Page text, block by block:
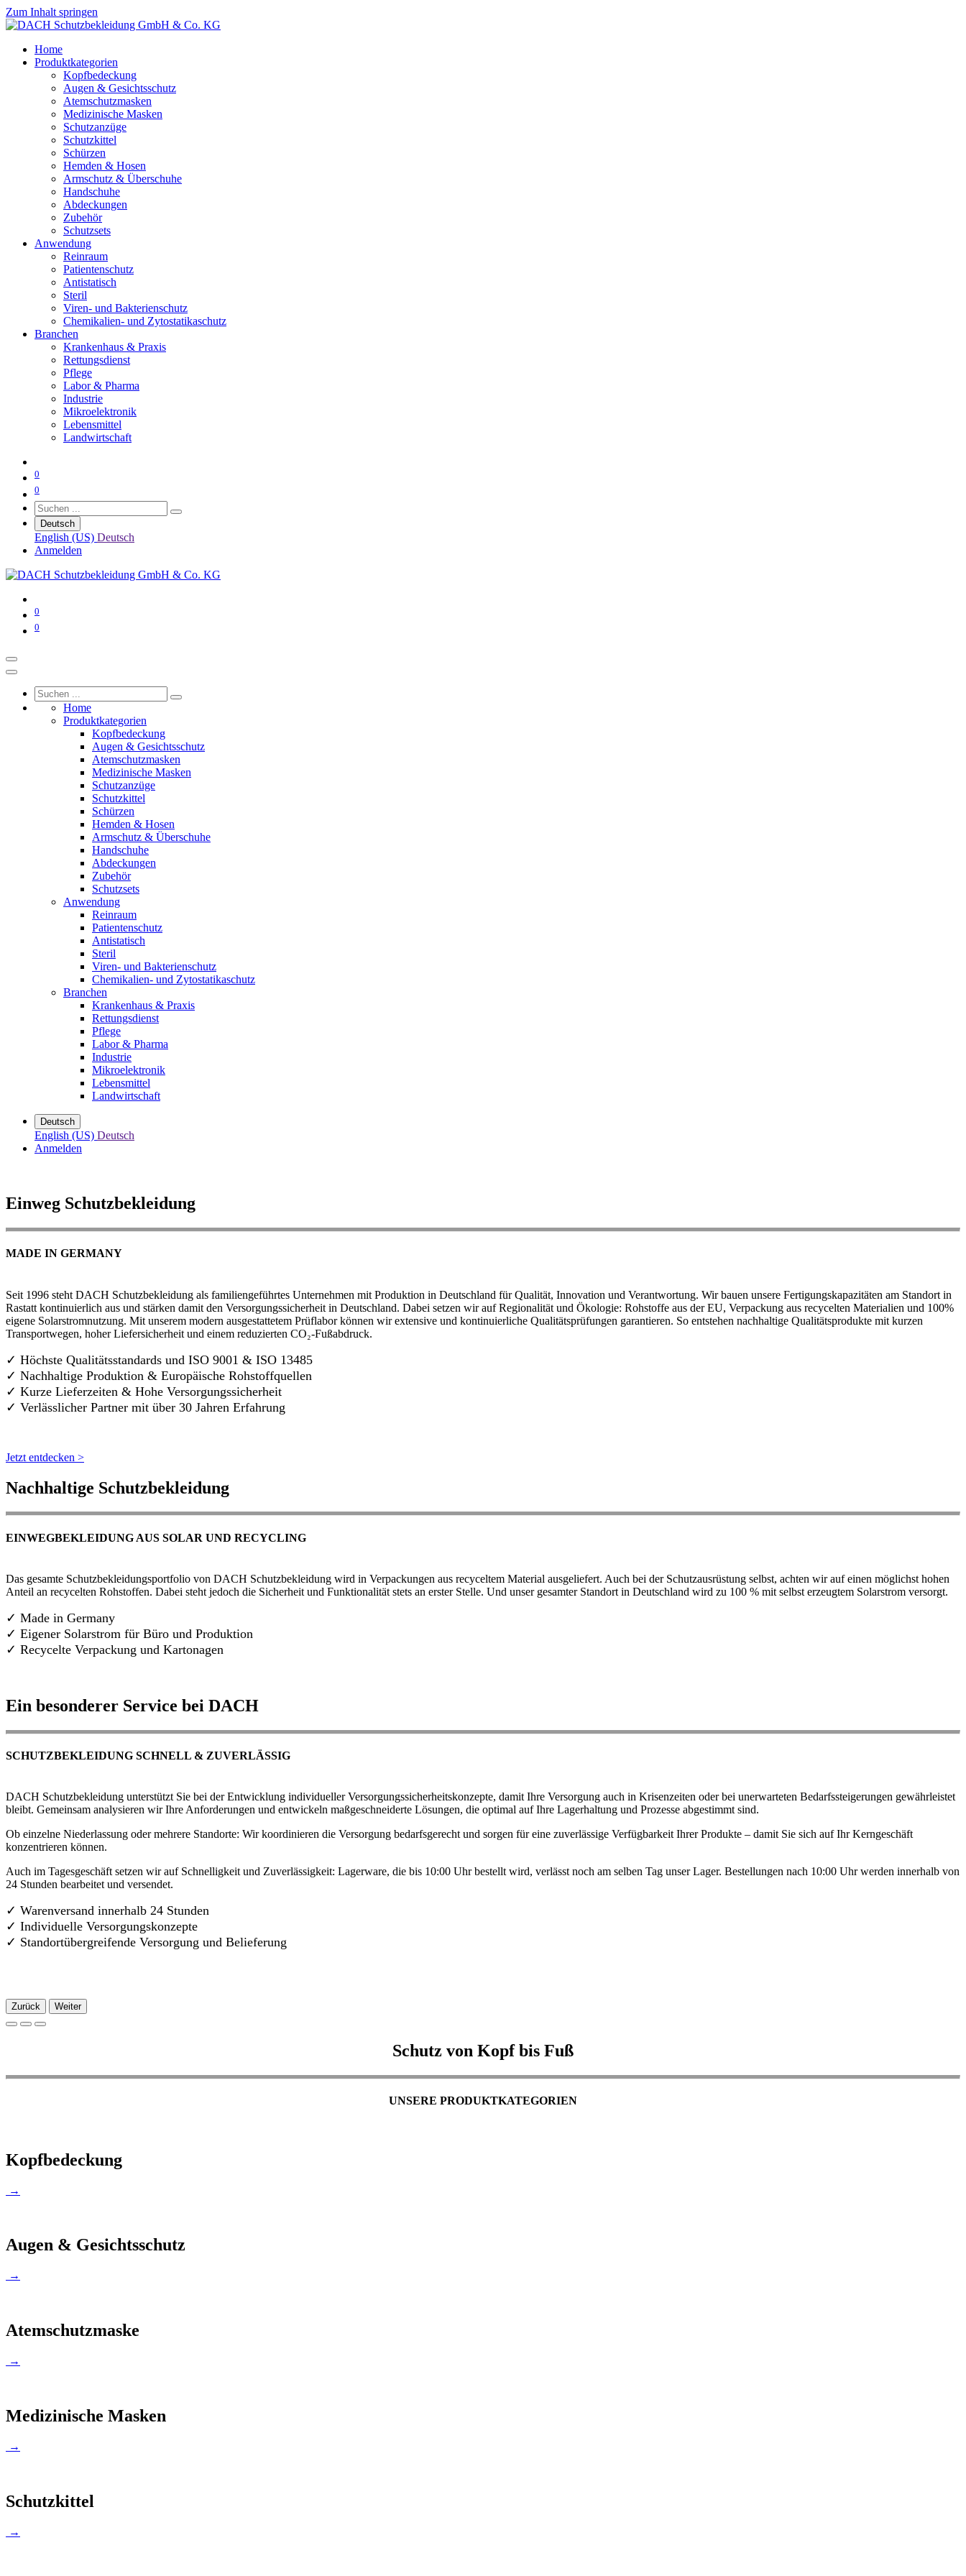
Zum Inhalt springen
Home
Produktkategorien
Kopfbedeckung
Augen & Gesichtsschutz
Atemschutzmasken
Medizinische Masken
Schutzanzüge
Schutzkittel
Schürzen
Hemden & Hosen
Armschutz & Überschuhe
Handschuhe
Abdeckungen
Zubehör
Schutzsets
Anwendung
Reinraum
Patientenschutz
Antistatisch
Steril
Viren- und Bakterienschutz
Chemikalien- und Zytostatikaschutz
Branchen
Krankenhaus & Praxis
Rettungsdienst
Pflege
Labor & Pharma
Industrie
Mikroelektronik
Lebensmittel
Landwirtschaft
0
0
Deutsch
English (US) Deutsch
Anmelden
0
0
Home
Produktkategorien
Kopfbedeckung
Augen & Gesichtsschutz
Atemschutzmasken
Medizinische Masken
Schutzanzüge
Schutzkittel
Schürzen
Hemden & Hosen
Armschutz & Überschuhe
Handschuhe
Abdeckungen
Zubehör
Schutzsets
Anwendung
Reinraum
Patientenschutz
Antistatisch
Steril
Viren- und Bakterienschutz
Chemikalien- und Zytostatikaschutz
Branchen
Krankenhaus & Praxis
Rettungsdienst
Pflege
Labor & Pharma
Industrie
Mikroelektronik
Lebensmittel
Landwirtschaft
Deutsch
English (US) Deutsch
Anmelden
Einweg Schutzbekleidung
MADE IN GERMANY
Seit 1996 steht DACH Schutzbekleidung als familiengeführtes Unternehmen mit Produktion in Deutschland für Qualität, Innovation und Verantwortung. Wir bauen unsere Fertigungskapazitäten am Standort in
Rastatt kontinuierlich aus und stärken damit den Versorgungssicherheit in Deutschland. Dabei setzen wir auf Regionalität und Ökologie: Rohstoffe aus der EU, Verpackung aus recycelten Materialien und 100%
eigene Solarstromnutzung. Mit unserem modern ausgestattetem Prüflabor können wir extensive und kontinuierliche Qualitätsprüfungen garantieren. So entstehen nachhaltige Qualitätsprodukte mit kurzen
Transportwegen, hoher Liefersicherheit und einem reduzierten CO₂-Fußabdruck.
✓ Höchste Qualitätsstandards und ISO 9001 & ISO 13485
✓ Nachhaltige Produktion & Europäische Rohstoffquellen
✓ Kurze Lieferzeiten & Hohe Versorgungssicherheit
✓ Verlässlicher Partner mit über 30 Jahren Erfahrung
Jetzt entdecken >
Nachhaltige Schutzbekleidung
EINWEGBEKLEIDUNG AUS SOLAR UND RECYCLING
Das gesamte Schutzbekleidungsportfolio von DACH Schutzbekleidung wird in Verpackungen aus recyceltem Material ausgeliefert. Auch bei der Schutzausrüstung selbst, achten wir auf einen möglichst hohen
Anteil an recycelten Rohstoffen. Dabei steht jedoch die Sicherheit und Funktionalität stets an erster Stelle. Und unser gesamter Standort in Deutschland wird zu 100 % mit selbst erzeugtem Solarstrom versorgt.
✓ Made in Germany
✓ Eigener Solarstrom für Büro und Produktion
✓ Recycelte Verpackung und Kartonagen
Ein besonderer Service bei DACH
SCHUTZBEKLEIDUNG SCHNELL & ZUVERLÄSSIG
DACH Schutzbekleidung unterstützt Sie bei der Entwicklung individueller Versorgungssicherheitskonzepte, damit Ihre Versorgung auch in Krisenzeiten oder bei unerwarteten Bedarfssteigerungen gewährleistet
bleibt. Gemeinsam analysieren wir Ihre Anforderungen und entwickeln maßgeschneiderte Lösungen, die optimal auf Ihre Lagerhaltung und Prozesse abgestimmt sind.
Ob einzelne Niederlassung oder mehrere Standorte: Wir koordinieren die Versorgung bedarfsgerecht und sorgen für eine zuverlässige Verfügbarkeit Ihrer Produkte – damit Sie sich auf Ihr Kerngeschäft
konzentrieren können.
Auch im Tagesgeschäft setzen wir auf Schnelligkeit und Zuverlässigkeit: Lagerware, die bis 10:00 Uhr bestellt wird, verlässt noch am selben Tag unser Lager. Bestellungen nach 10:00 Uhr werden innerhalb von
24 Stunden bearbeitet und versendet.
✓ Warenversand innerhalb 24 Stunden
✓ Individuelle Versorgungskonzepte
✓ Standortübergreifende Versorgung und Belieferung
Zurück Weiter
Schutz von Kopf bis Fuß
UNSERE PRODUKTKATEGORIEN
Kopfbedeckung
→
Augen & Gesichtsschutz
→
Atemschutzmaske
→
Medizinische Masken
→
Schutzkittel
→